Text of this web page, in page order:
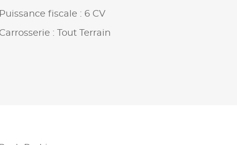
Puissance fiscale : 6 CV
Carrosserie : Tout Terrain